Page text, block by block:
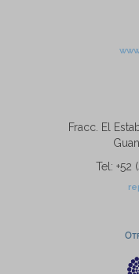
Fracc. El
Tel: +52